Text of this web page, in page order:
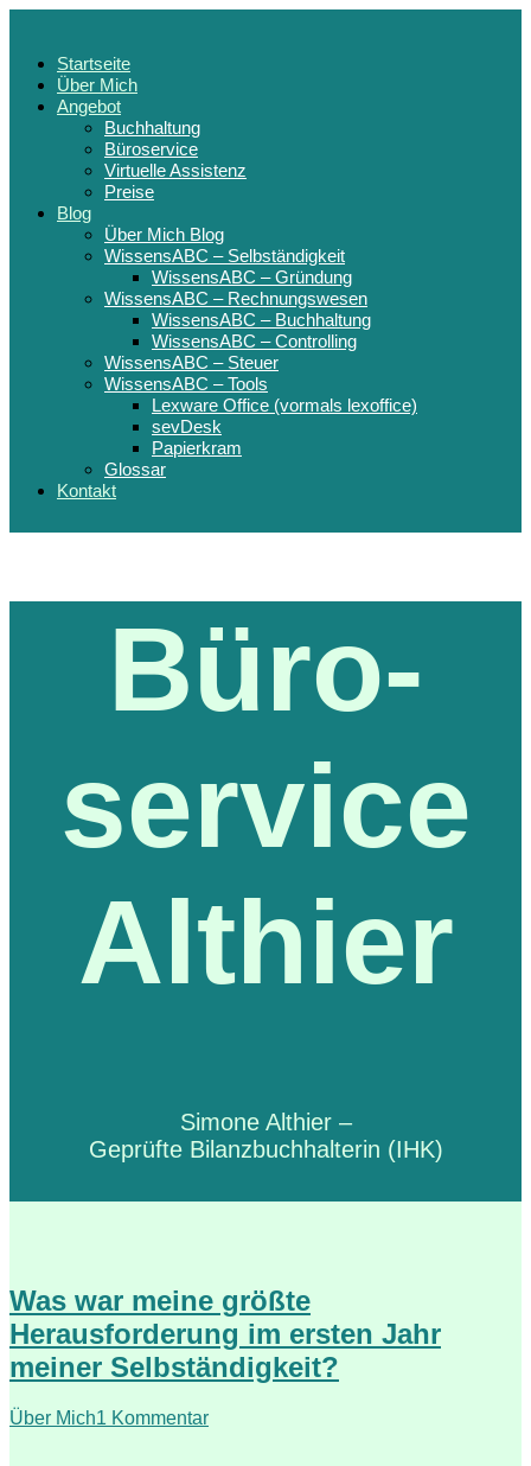
Startseite
Über Mich
Angebot
Buchhaltung
Büroservice
Virtuelle Assistenz
Preise
Blog
Über Mich Blog
WissensABC – Selbständigkeit
WissensABC – Gründung
WissensABC – Rechnungswesen
WissensABC – Buchhaltung
WissensABC – Controlling
WissensABC – Steuer
WissensABC – Tools
Lexware Office (vormals lexoffice)
sevDesk
Papierkram
Glossar
Kontakt
Büro-
service
Althier
Simone Althier –
Geprüfte Bilanzbuchhalterin (IHK)
Was war meine größte
Herausforderung im ersten Jahr
meiner Selbständigkeit?
Über Mich1 Kommentar